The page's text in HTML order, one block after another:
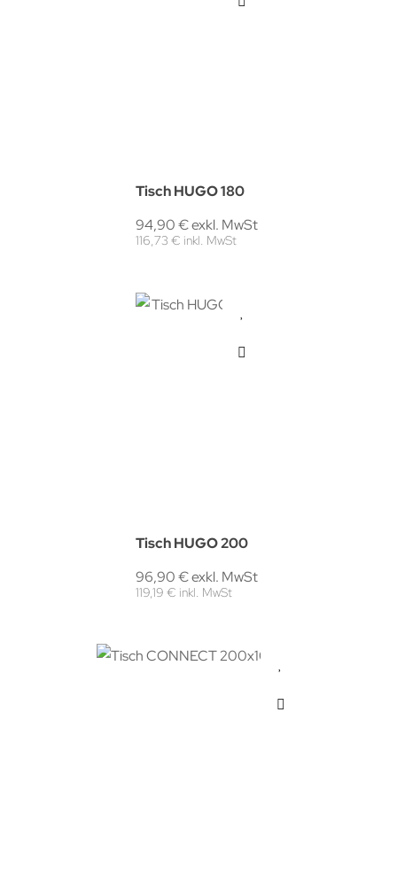
Tisch HUGO 180
94,90 € exkl. MwSt
116,73 € inkl. MwSt
Tisch HUGO 200
96,90 € exkl. MwSt
119,19 € inkl. MwSt